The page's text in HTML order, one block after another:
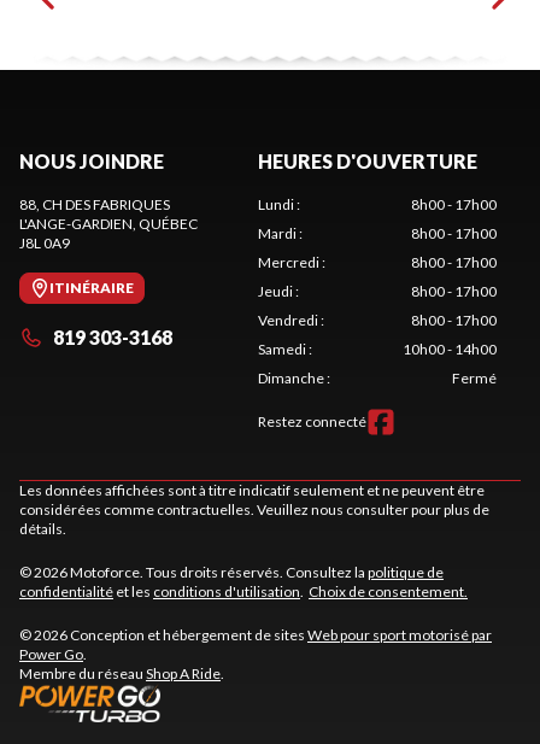
NOUS JOINDRE
88, CH DES FABRIQUES
L'ANGE-GARDIEN, QUÉBEC
J8L 0A9
ITINÉRAIRE
819 303-3168
HEURES D'OUVERTURE
Lundi:
8h00 - 17h00
Mardi:
8h00 - 17h00
Mercredi:
8h00 - 17h00
Jeudi:
8h00 - 17h00
Vendredi:
8h00 - 17h00
Samedi:
10h00 - 14h00
Dimanche: Fermé
Restez connecté
Les données affichées sont à titre indicatif seulement et ne peuvent être
considérées comme contractuelles. Veuillez nous consulter pour plus de
détails.
© 2026 Motoforce. Tous droits réservés. Consultez la politique de
confidentialité et les conditions d'utilisation. Choix de consentement.
© 2026 Conception et hébergement de sites Web pour sport motorisé par
Power Go.
Membre du réseau Shop A Ride.